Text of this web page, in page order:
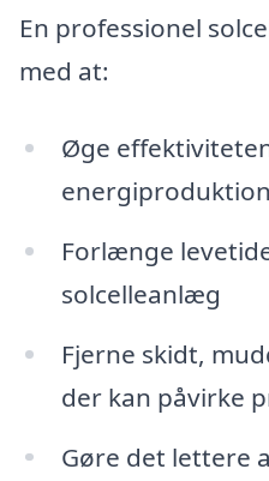
En professionel
med at:
Øge
Forlænge
solcelleanlæg
Fjerne skidt,
der kan påvirke
Gøre det lettere